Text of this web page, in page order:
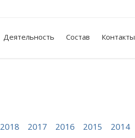
Деятельность Состав Контакты
2018 2017 2016 2015
2014